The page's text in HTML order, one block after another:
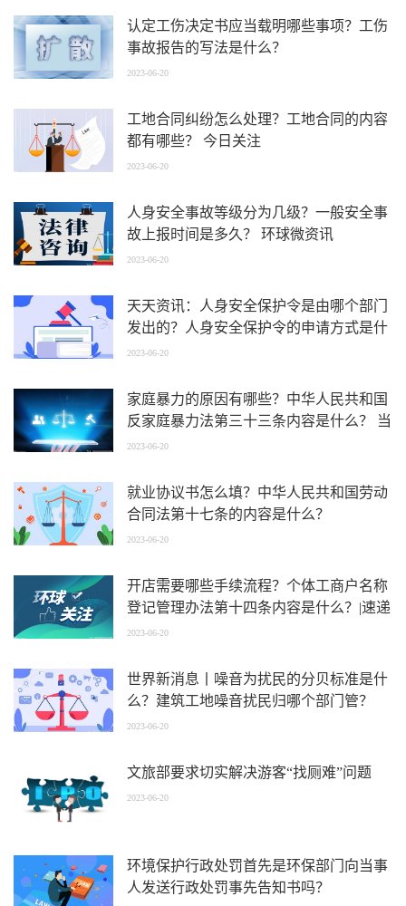
认定工伤决定书应当载明哪些事项？工伤
事故报告的写法是什么？
2023-06-20
工地合同纠纷怎么处理？工地合同的内容
都有哪些？ 今日关注
2023-06-20
人身安全事故等级分为几级？一般安全事
故上报时间是多久？ 环球微资讯
2023-06-20
天天资讯：人身安全保护令是由哪个部门
发出的？人身安全保护令的申请方式是什
么？
2023-06-20
家庭暴力的原因有哪些？中华人民共和国
反家庭暴力法第三十三条内容是什么？ 当
前速递
2023-06-20
就业协议书怎么填？中华人民共和国劳动
合同法第十七条的内容是什么？
2023-06-20
开店需要哪些手续流程？个体工商户名称
登记管理办法第十四条内容是什么？|速递
2023-06-20
世界新消息丨噪音为扰民的分贝标准是什
么？建筑工地噪音扰民归哪个部门管？
2023-06-20
文旅部要求切实解决游客“找厕难”问题
2023-06-20
环境保护行政处罚首先是环保部门向当事
人发送行政处罚事先告知书吗？